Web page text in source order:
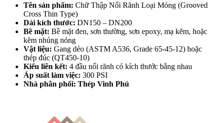
Tên sản phẩm: Chữ Thập Nối Rãnh Loại Mỏng (Grooved
Cross Thin Type)
Dải kích thước: DN150 – DN200
Bề mặt: Bề mặt đen, sơn thường, sơn epoxy, mạ kẽm, hoặc
kẽm nhúng nóng
Vật liệu: Gang dẻo (ASTM A536, Grade 65-45-12) hoặc
thép đúc (QT450-10)
Kiểu liên kết: 4 đầu nối rãnh có kích thước bằng nhau
Áp suất làm việc: 300 PSI
Nhà phân phối: Thép Vinh Phú